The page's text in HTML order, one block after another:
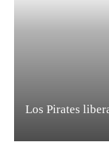
Los Pirates